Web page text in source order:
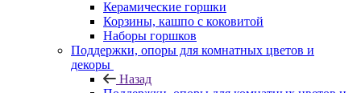
Керамические горшки
Корзины, кашпо с коковитой
Наборы горшков
Поддержки, опоры для комнатных цветов и
декоры
Назад